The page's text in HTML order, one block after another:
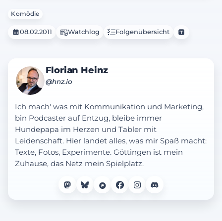
Komödie
08.02.2011 Watchlog Folgenübersicht
Florian Heinz
@hnz.io
Ich mach' was mit Kommunikation und Marketing,
bin Podcaster auf Entzug, bleibe immer
Hundepapa im Herzen und Tabler mit
Leidenschaft. Hier landet alles, was mir Spaß macht:
Texte, Fotos, Experimente. Göttingen ist mein
Zuhause, das Netz mein Spielplatz.